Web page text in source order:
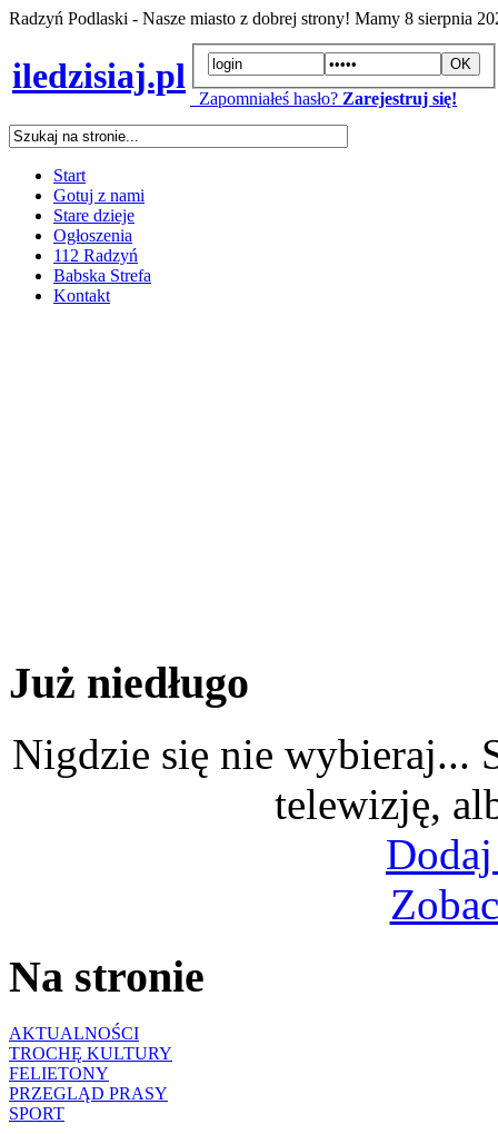
Radzyń Podlaski - Nasze miasto z dobrej strony! Mamy 8 sierpnia
iledzisiaj.pl
Zapomniałeś hasło? Zarejestruj się!
Start
Gotuj z nami
Stare dzieje
Ogłoszenia
112 Radzyń
Babska Strefa
Kontakt
Już niedługo
Nigdzie się nie wybieraj...
telewizję,
Na stronie
AKTUALNOŚCI
TROCHĘ KULTURY
FELIETONY
PRZEGLĄD PRASY
SPORT